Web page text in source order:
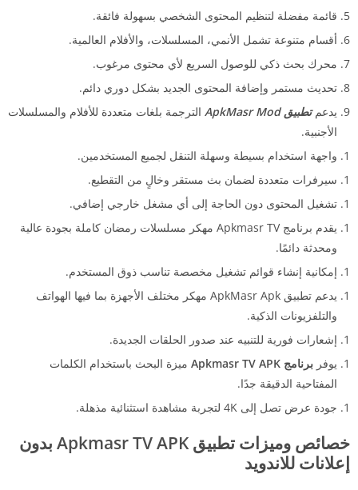
قائمة مفضلة لتنظيم المحتوى الشخصي بسهولة فائقة.
أقسام متنوعة تشمل الأنمي، المسلسلات، والأفلام العالمية.
محرك بحث ذكي للوصول السريع لأي محتوى مرغوب.
تحديث مستمر وإضافة المحتوى الجديد بشكل دوري دائم.
يدعمتطبيق ApkMasr Mod
الترجمة بلغات متعددة للأفلام والمسلسلات
الأجنبية.
واجهة استخدام بسيطة وسهلة التنقل لجميع المستخدمين.
سيرفرات متعددة لضمان بث مستقر وخالٍ من التقطيع.
تشغيل المحتوى دون الحاجة إلى أي مشغل خارجي إضافي.
يقدم برنامج Apkmasr TV مهكر مسلسلات رمضان كاملة بجودة عالية
ومحدثة دائمًا.
إمكانية إنشاء قوائم تشغيل مخصصة تناسب ذوق المستخدم.
يدعم تطبيق ApkMasr Apk مهكر مختلف الأجهزة بما فيها الهواتف
والتلفزيونات الذكية.
إشعارات فورية للتنبيه عند صدور الحلقات الجديدة.
يوفر برنامج Apkmasr TV APK
ميزة البحث باستخدام الكلمات
المفتاحية الدقيقة جدًا.
جودة عرض تصل إلى 4K لتجربة مشاهدة استثنائية مذهلة.
خصائص وميزات تطبيق Apkmasr TV APK بدون
إعلانات للاندويد